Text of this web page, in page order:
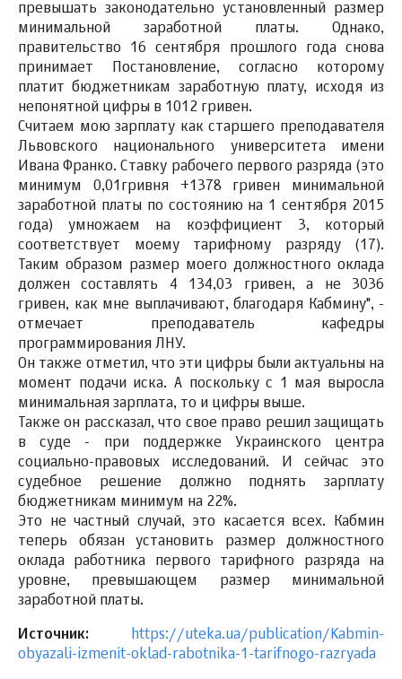
превышать законодательно установленный размер
минимальной заработной платы. Однако,
правительство 16 сентября прошлого года снова
принимает Постановление, согласно которому
платит бюджетникам заработную плату, исходя из
непонятной цифры в 1012 гривен.
Считаем мою зарплату как старшего преподавателя
Львовского национального университета имени
Ивана Франко. Ставку рабочего первого разряда (это
минимум 0,01гривня +1378 гривен минимальной
заработной платы по состоянию на 1 сентября 2015
года) умножаем на коэффициент 3, который
соответствует моему тарифному разряду (17).
Таким образом размер моего должностного оклада
должен составлять 4 134,03 гривен, а не 3036
гривен, как мне выплачивают, благодаря Кабмину", -
отмечает преподаватель кафедры
программирования ЛНУ.
Он также отметил, что эти цифры были актуальны на
момент подачи иска. А поскольку с 1 мая выросла
минимальная зарплата, то и цифры выше.
Также он рассказал, что свое право решил защищать
в суде - при поддержке Украинского центра
социально-правовых исследований. И сейчас это
судебное решение должно поднять зарплату
бюджетникам минимум на 22%.
Это не частный случай, это касается всех. Кабмин
теперь обязан установить размер должностного
оклада работника первого тарифного разряда на
уровне, превышающем размер минимальной
заработной платы.
Источник:
https://uteka.ua/publication/Kabmin-
obyazali-izmenit-oklad-rabotnika-1-tarifnogo-razryada